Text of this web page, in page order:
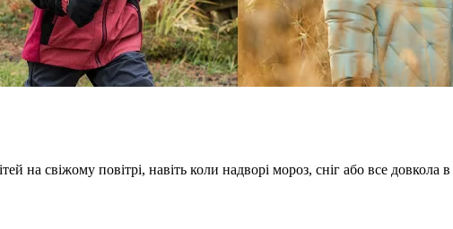
на свіжому повітрі, навіть коли надворі мороз, сніг або все